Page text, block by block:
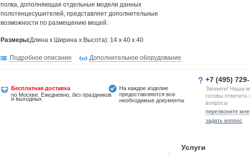
полка, дополняющая отдельные модели данных
полотенцесушителей, представляет дополнительные
возможности по размещению вещей.
Размеры(Длина х Ширина х Высота): 14 x 40 x 40
Подробное описание Дополнительное оборудование
Бесплатная доставка
по Москве. Ежедневно, без праздников
и выходных.
На каждое изделие
предоставляются все
необходимые документы
+7 (495)
Звоните! Наши
готовы
вопросы
перезвоните мне
задать вопрос
Услуги